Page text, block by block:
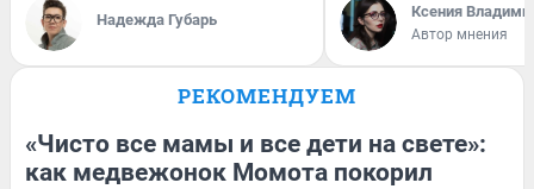
Надежда Губарь Ксения
Автор мнения
РЕКОМЕНДУЕМ
«Чисто все мамы и все дети на свете»:
как медвежонок Момота покорил